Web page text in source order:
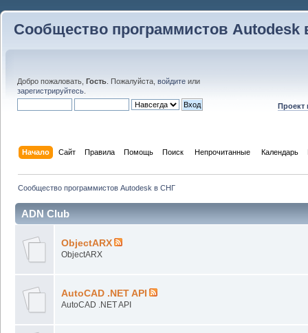
Сообщество программистов Autodesk
Добро пожаловать, Гость . Пожалуйста, войдите или
зарегистрируйтесь
Проект
Начало Сайт Правила Помощь Поиск Непрочитанные Календарь
Сообщество программистов Autodesk в СНГ
ADN Club
ObjectARX
ObjectARX
AutoCAD .NET API
AutoCAD .NET API